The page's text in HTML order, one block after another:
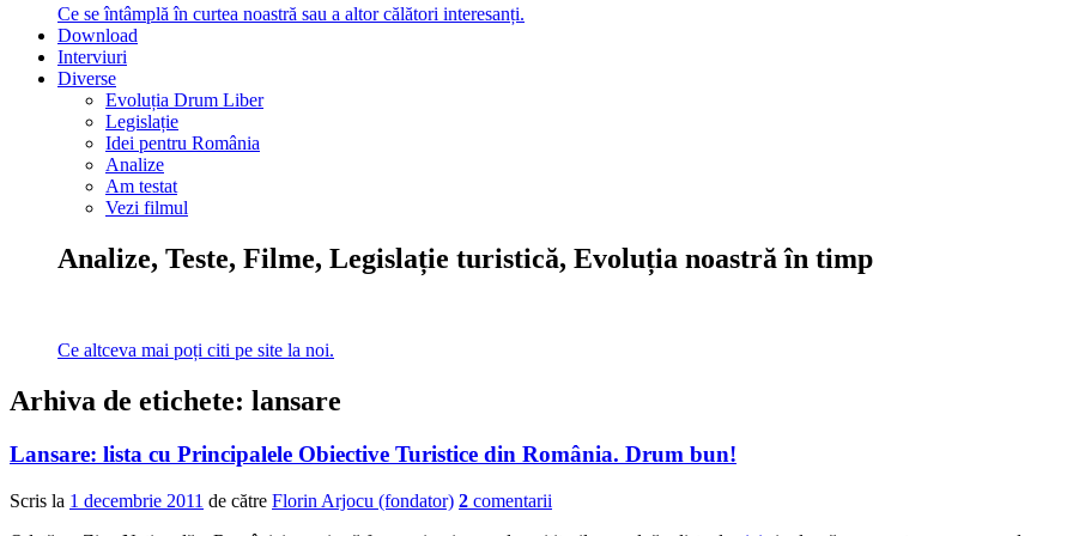
Ce se întâmplă în curtea noastră sau a altor călători interesanți.
Download
Interviuri
Diverse
Evoluția Drum Liber
Legislație
Idei pentru România
Analize
Am testat
Vezi filmul
Analize, Teste, Filme, Legislație turistică, Evoluția noastră în timp
Ce altceva mai poți citi pe site la noi.
Arhiva de etichete: lansare
Lansare: lista cu Principalele Obiective Turistice din România. Drum bun!
Scris la 1 decembrie 2011 de către Florin Arjocu (fondator) 2 comentarii